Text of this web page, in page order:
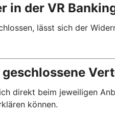
der VR
lässt sich der
direkt beim jeweiligen
können.